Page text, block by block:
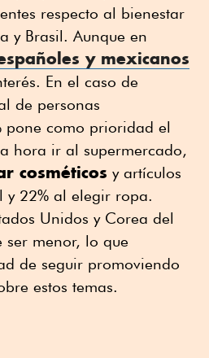
respecto al bienestar
y Brasil. Aunque en
y mexicanos
En el caso de
de personas
pone como prioridad el
hora ir al supermercado,
cosméticos y artículos
y 22% al elegir ropa.
Unidos y Corea del
ser menor, lo que
de seguir promoviendo
estos temas.